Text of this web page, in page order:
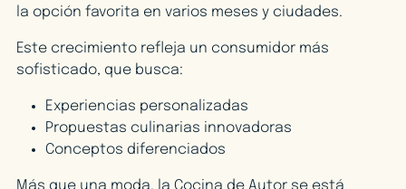
la opción favorita en varios meses y ciudades.
Este crecimiento refleja un consumidor más
sofisticado, que busca:
Experiencias personalizadas
Propuestas culinarias innovadoras
Conceptos diferenciados